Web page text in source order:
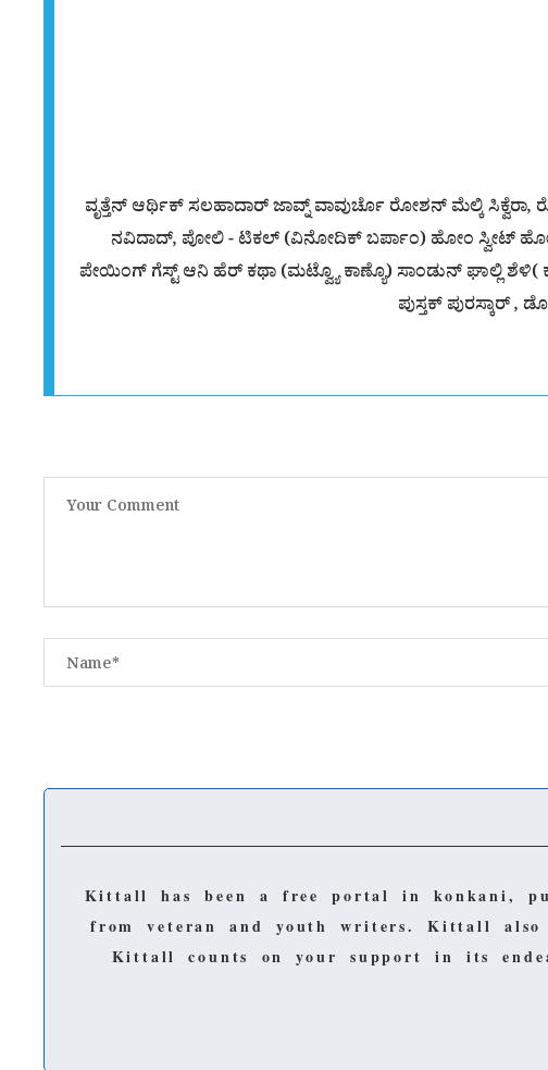
ವೃತ್ತೆನ್ ಆರ್ಥಿಕ್ ಸಲಹಾದಾರ್ ಜಾವ್ನ್ ವಾವುರ್ಚೊ ರೋಶನ್ ಮೆಲ್ಕಿ
ನವಿದಾದ್, ಪೋಲಿ - ಟಿಕಲ್ (ವಿನೋದಿಕ್ ಬರ್ಪಾಂ) ಹೋಂ ಸ್ವೀಟ್
ಪೇಯಿಂಗ್ ಗೆಸ್ಟ್ ಆನಿ ಹೆರ್ ಕಥಾ (ಮಟ್ವ್ಯೊ ಕಾಣ್ಯೊ) ಸಾಂಡುನ್ ಘಾಲ್ಲಿ
ಪುಸ್ತಕ್ ಪುರಸ್ಕಾರ್ ,
Kittall has been a free portal in konkani,
from veteran and youth writers.Kittall also
Kittall counts on your support in its